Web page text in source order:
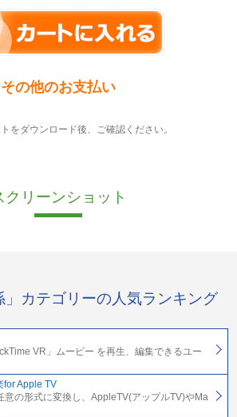
その他のお支払い
をダウンロード後、ご確認ください。
クリーンショット
」カテゴリーの人気ランキング
VR」ムービー を再生、編集できるユー
for Apple TV
意の形式に変換し、AppleTV(アップルTV)やMa